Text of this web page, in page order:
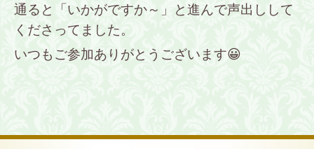
通ると「いかがですか～」と進んで声出しして
くださってました。
いつもご参加ありがとうございます😀